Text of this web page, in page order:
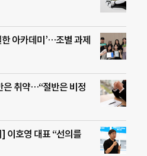
아카데미’…조별 과제
은 취약…“절반은 비정
이호영 대표 “선의를